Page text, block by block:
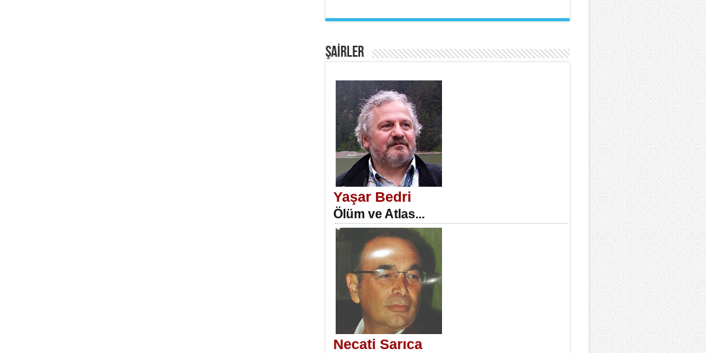
SATILMIŞ ÜMİT ÇETİNKAYA
Erkenlik...
NECLA DİLEK ARSLAN
Öğretmenler Günü Mahkemesi...
ŞAİRLER
Yaşar Bedri
Ölüm ve Atlas...
Necati Sarıca